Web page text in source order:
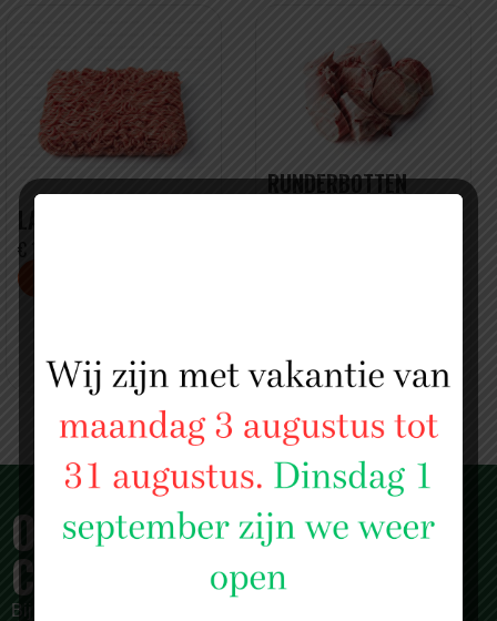
€ 10,49 PER KILO
RUNDERBOTTEN
(HAKSEN)
OVER SLAGERIJ ISLAM
CENTRUM
Bij